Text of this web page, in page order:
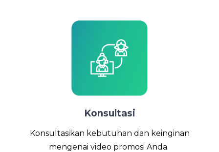
Konsultasi
Konsultasikan kebutuhan dan keinginan
mengenai video promosi Anda.